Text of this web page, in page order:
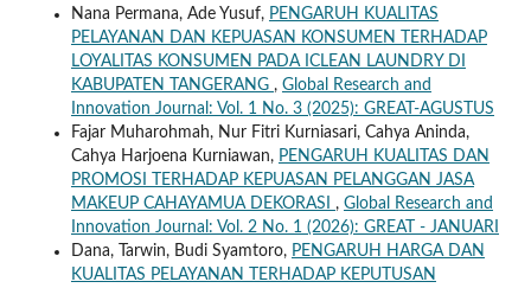
Nana Permana, Ade Yusuf, PENGARUH KUALITAS
PELAYANAN DAN KEPUASAN KONSUMEN TERHADAP
LOYALITAS KONSUMEN PADA ICLEAN LAUNDRY DI
KABUPATEN TANGERANG , Global Research and
Innovation Journal: Vol. 1 No. 3 (2025): GREAT-AGUSTUS
Fajar Muharohmah, Nur Fitri Kurniasari, Cahya Aninda,
Cahya Harjoena Kurniawan, PENGARUH KUALITAS DAN
PROMOSI TERHADAP KEPUASAN PELANGGAN JASA
MAKEUP CAHAYAMUA DEKORASI , Global Research and
Innovation Journal: Vol. 2 No. 1 (2026): GREAT - JANUARI
Dana, Tarwin, Budi Syamtoro, PENGARUH HARGA DAN
KUALITAS PELAYANAN TERHADAP KEPUTUSAN